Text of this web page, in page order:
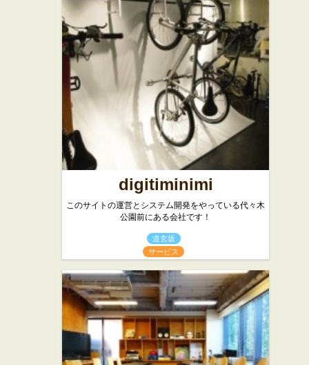
Bistro Jiro
★★☆
フレンチ
イタリアン
カフェ・喫茶店
digitiminimi
このサイトの運営とシステム開発をやっている代々木
公園前にある会社です！
道玄坂
サービス